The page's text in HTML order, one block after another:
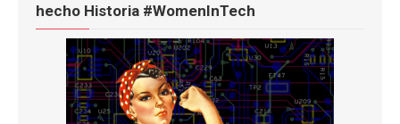
hecho Historia #WomenInTech